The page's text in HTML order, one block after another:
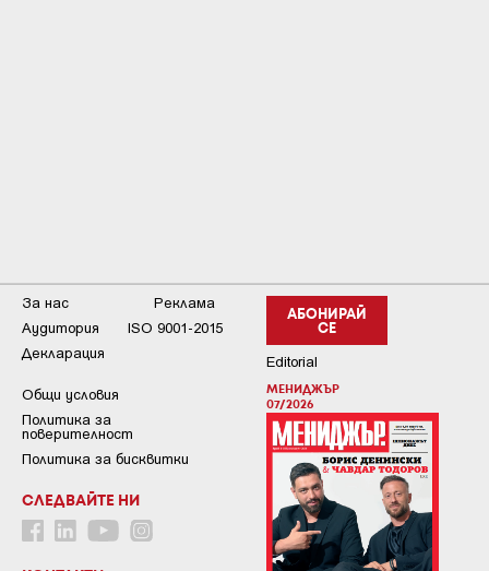
АБОНИРАЙ
СЕ
Editorial
МЕНИДЖЪР
07/2026
За нас
Реклама
Аудитория
ISO 9001-2015
Декларация
Общи условия
Пoлитикa зa
пoвepитeлнocт
Политика за бисквитки
СЛЕДВАЙТЕ НИ